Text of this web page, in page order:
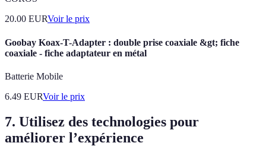
20.00 EURVoir le prix
Goobay Koax-T-Adapter : double prise coaxiale &gt; fiche
coaxiale - fiche adaptateur en métal
Batterie Mobile
6.49 EURVoir le prix
7. Utilisez des technologies pour
améliorer l’expérience